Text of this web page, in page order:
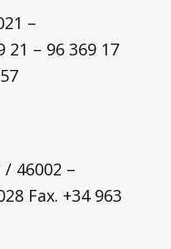
–
21 – 96 369 17
/ 46002 –
Fax. +34 963